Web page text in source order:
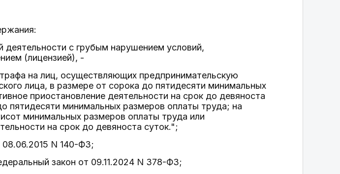
с грубым нарушением условий,
(лицензией), -
на лиц, осуществляющих предпринимательскую
лица, в размере от сорока до пятидесяти минимальных
приостановление деятельности на срок до девяноста
пятидесяти минимальных размеров оплаты труда; на
минимальных размеров оплаты труда или
на срок до девяноста суток.";
N 140-ФЗ;
закон от 09.11.2024 N 378-ФЗ;